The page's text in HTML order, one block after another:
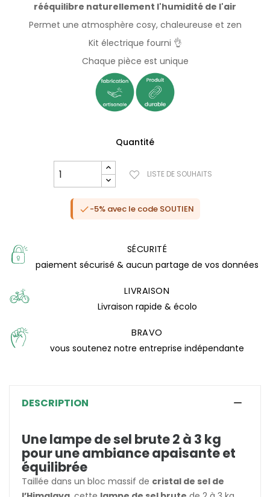
rééquilibre naturellement l'humidité de l'air
Permet une atmosphère cosy, chaleureuse et zen
Kit électrique fourni 👌
Chaque pièce est unique
Quantité
LISTE DE SOUHAITS
-5% avec le code SOUTIEN
SÉCURITÉ
paiement sécurisé & aucun partage de vos données
LIVRAISON
Livraison rapide & écolo
BRAVO
vous soutenez notre entreprise indépendante
DESCRIPTION
Une lampe de sel brute 2 à 3 kg
pour une ambiance apaisante et
équilibrée
Taillée dans un bloc massif de cristal de sel de